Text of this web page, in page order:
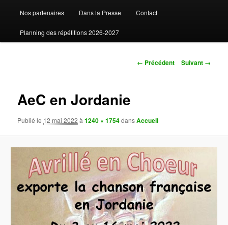
Nos partenaires Dans la Presse Contact
Planning des répétitions 2026-2027
Navigation
← Précédent Suivant →
AeC en Jordanie
Publié le 12 mai 2022 à1240 × 1754dansAccueil